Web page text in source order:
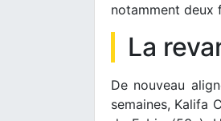
notamment deux
La
De nouveau
semaines, Kalifa